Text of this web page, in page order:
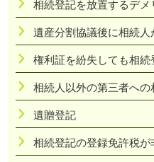
相続登記を放置するデメ
遺産分割協議後に相続
権利証を紛失しても相続
相続人以外の第三者へ
遺贈登記
相続登記の登録免許税